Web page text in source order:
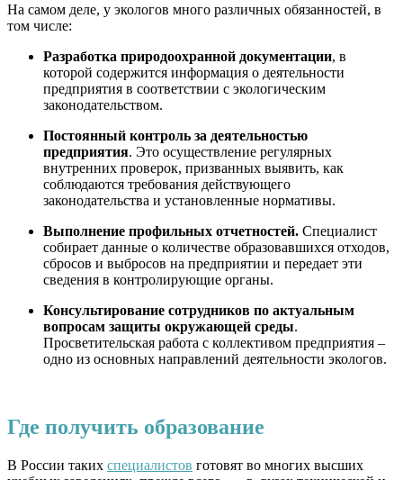
На самом деле, у экологов много различных обязанностей, в
том числе:
Разработка природоохранной документации, в
которой содержится информация о деятельности
предприятия в соответствии с экологическим
законодательством.
Постоянный контроль за деятельностью
предприятия. Это осуществление регулярных
внутренних проверок, призванных выявить, как
соблюдаются требования действующего
законодательства и установленные нормативы.
Выполнение профильных отчетностей. Специалист
собирает данные о количестве образовавшихся отходов,
сбросов и выбросов на предприятии и передает эти
сведения в контролирующие органы.
Консультирование сотрудников по актуальным
вопросам защиты окружающей среды.
Просветительская работа с коллективом предприятия –
одно из основных направлений деятельности экологов.
Где получить образование
В России таких специалистов готовят во многих высших